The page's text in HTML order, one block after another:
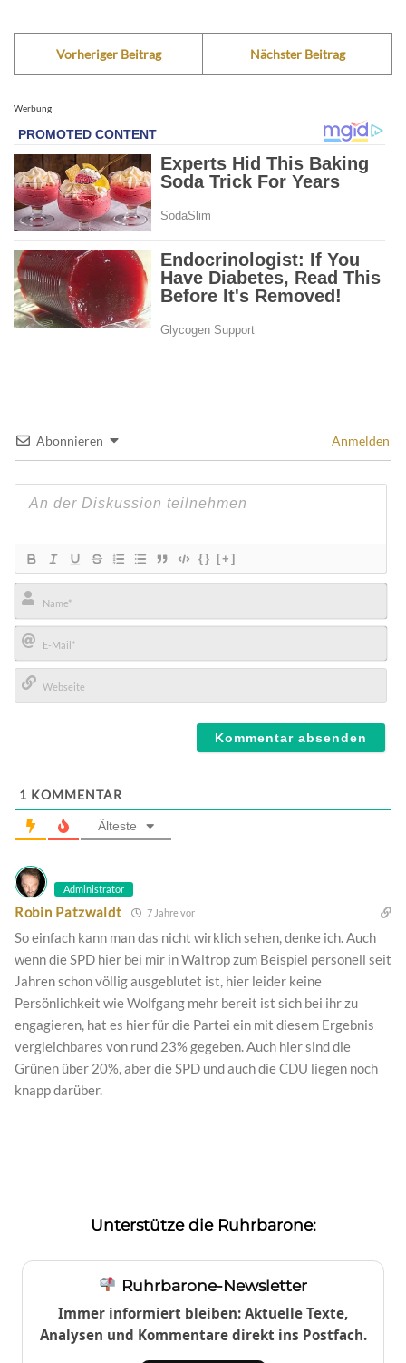
Vorheriger Beitrag Nächster Beitrag
Werbung
Abonnieren Anmelden
{} [+]
Name*
E-
Mail*
1 KOMMENTAR
Älteste
Administrator
Robin Patzwaldt 7 Jahre vor
So einfach kann man das nicht wirklich sehen, denke ich. Auch
wenn die SPD hier bei mir in Waltrop zum Beispiel personell seit
Jahren schon völlig ausgeblutet ist, hier leider keine
Persönlichkeit wie Wolfgang mehr bereit ist sich bei ihr zu
engagieren, hat es hier für die Partei ein mit diesem Ergebnis
vergleichbares von rund 23% gegeben. Auch hier sind die
Grünen über 20%, aber die SPD und auch die CDU liegen noch
knapp darüber.
Unterstütze die Ruhrbarone:
Ruhrbarone-Newsletter
Immer informiert bleiben: Aktuelle Texte,
Analysen und Kommentare direkt ins Postfach.